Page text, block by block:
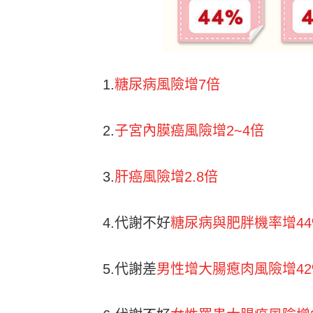
1.糖尿病風險增7倍
2.子宮內膜癌風險增2~4倍
3.肝癌風險增2.8倍
4.代謝不好糖尿病與肥胖機率增
5.代謝差男性增大腸瘜肉風險增